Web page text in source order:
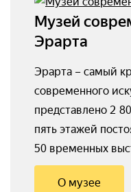
Музей
Эрарта
Эрарта – самый
современного
представлено 2
пять этажей
50 временных
О музее